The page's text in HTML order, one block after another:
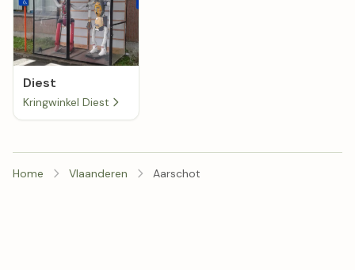
Diest
Kringwinkel Diest
Home Vlaanderen Aarschot